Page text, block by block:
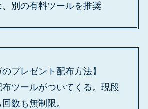
別の有料ツールを推奨
のプレゼント配布方法】
ツールがついてくる。現段
数も無制限。